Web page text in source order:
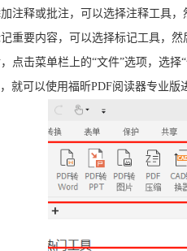
注释或批注，可以选择注释工具
重要内容，可以选择标记工具，
点击菜单栏上的“文件”选项，选择
就可以使用福昕PDF阅读器专业版